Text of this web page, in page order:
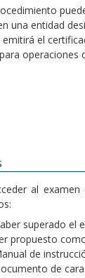
una entidad
emitirá el
operaciones
al
superado el
propuesto
de
de